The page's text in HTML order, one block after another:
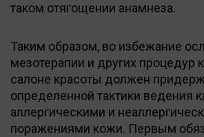
таком отягощении анамнеза.
Таким образом, во избежание
мезотерапии и других процедур
салоне красоты должен
определенной тактики ведения
аллергическими и
поражениями кожи. Первым